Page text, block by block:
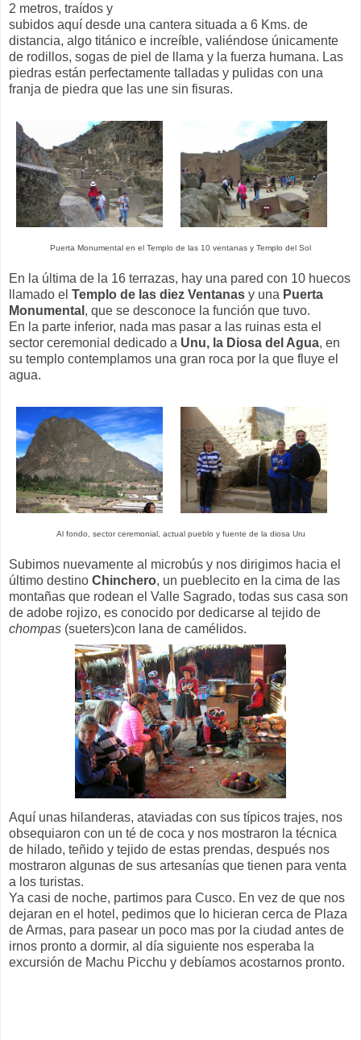
2 metros, traídos y
subidos aquí desde una cantera situada a 6 Kms. de
distancia, algo titánico e increíble, valiéndose únicamente
de rodillos, sogas de piel de llama y la fuerza humana. Las
piedras están perfectamente talladas y pulidas con una
franja de piedra que las une sin fisuras.
Puerta Monumental en el Templo de las 10 ventanas y Templo del Sol
En la última de la 16 terrazas, hay una pared con 10 huecos
llamado el Templo de las diez Ventanas y una Puerta
Monumental , que se desconoce la función que tuvo.
En la parte inferior, nada mas pasar a las ruinas esta el
sector ceremonial dedicado a Unu, la Diosa del Agua, en
su templo contemplamos una gran roca por la que fluye el
agua.
Al fondo, sector ceremonial, actual pueblo y fuente de la diosa Uru
Subimos nuevamente al microbús y nos dirigimos hacia el
último destino Chinchero, un pueblecito en la cima de las
montañas que rodean el Valle Sagrado, todas sus casa son
de adobe rojizo, es conocido por dedicarse al tejido de
chompas (sueters)con lana de camélidos.
Aquí unas hilanderas, ataviadas con sus típicos trajes, nos
obsequiaron con un té de coca y nos mostraron la técnica
de hilado, teñido y tejido de estas prendas, después nos
mostraron algunas de sus artesanías que tienen para venta
a los turistas.
Ya casi de noche, partimos para Cusco. En vez de que nos
dejaran en el hotel, pedimos que lo hicieran cerca de Plaza
de Armas, para pasear un poco mas por la ciudad antes de
irnos pronto a dormir, al día siguiente nos esperaba la
excursión de Machu Picchu y debíamos acostarnos pronto.